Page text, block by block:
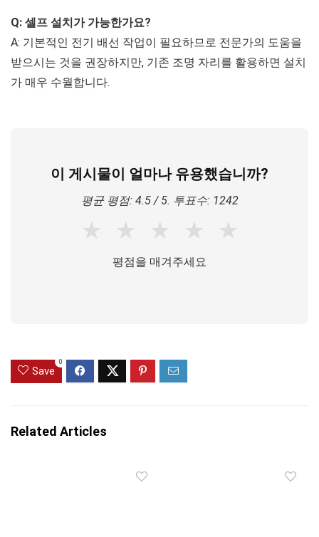
Q: 셀프 설치가 가능한가요?
A: 기본적인 전기 배선 작업이 필요하므로 전문가의 도움을
받으시는 것을 권장하지만, 기존 조명 자리를 활용하면 설치
가 매우 수월합니다.
이 게시물이 얼마나 유용했습니까?
평균 평점: 4.5/ 5. 투표수: 1242
★ ★ ★ ★ ★
평점을 매겨주세요
Save
0
Related Articles